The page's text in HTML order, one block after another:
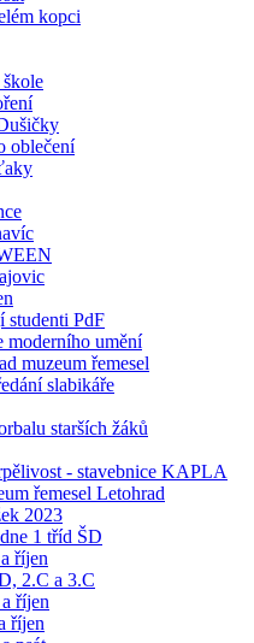
kopci
oblečení
PdF
moderního umění
muzeum řemesel
slabikáře
starších žáků
- stavebnice KAPLA
řemesel Letohrad
2023
1 tříd ŠD
říjen
2.C a 3.C
říjen
říjen